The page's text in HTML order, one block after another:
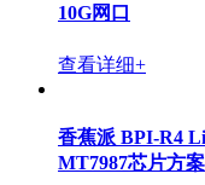
10G网口
查看详细+
香蕉派 BPI-R4
MT7987芯片方案